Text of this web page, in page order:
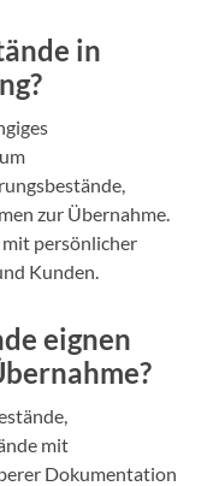
in
zur Übernahme.
mit persönlicher
Kunden.
eignen
mit
Dokumentation